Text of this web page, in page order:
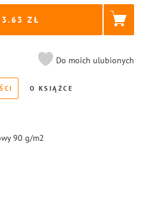
Do moich ulubionych
O KSIĄŻCE
90 g/m2